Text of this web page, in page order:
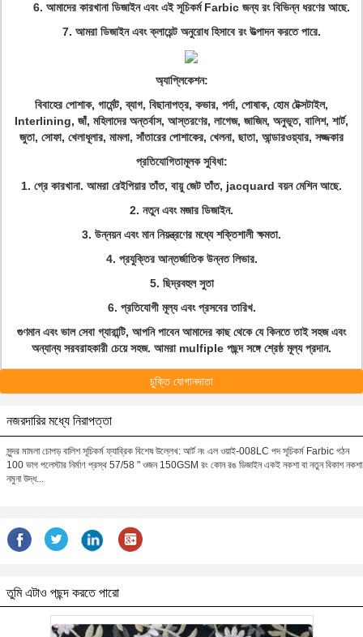
6. আমাদের কারখানা ডিজাইন এবং এই সূচিকর্ম Farbic জন্য রং বিভিন্ন ধরণের আছে.
7. আমরা ডিজাইন এবং ক্লায়েন্ট অনুরোধ হিসাবে রং উত্পাদন করতে পারে.
অ্যাপ্লিকেশন:
বিবাহের পোশাক, গার্মেন্ট, ব্যাগ, বিছানাপত্র, কভার, পর্দা, পোষাক, হোম টেক্সটাইল,
Interlining, জাঁ, মহিলাদের অন্তর্বাস, আস্তরণের, লাগেজ, জাজিম, অনুভূত, বালিশ, শার্ট,
জুতা, সোফা, খেলাধূলার, মামলা, সাঁতারের পোশাকের, খেলনা, ছাতা, আন্ডারওয়্যার, সজ্জকার
প্রতিযোগিতামূলক সুবিধা:
1. গ্রে কারখানা. আমরা রেইপিয়ার তাঁত, বায়ু জেট তাঁত, jacquard বয়ন মেশিন আছে.
2. নতুন এবং মজার ডিজাইন.
3. উন্নয়ন এবং মান নিয়ন্ত্রণের মধ্যে শক্তিশালী ক্ষমতা.
4. প্রযুক্তির আন্তর্জাতিক উন্নত লিভার.
5. ছিদ্রবহুল সুতা
6. প্রতিযোগী মূল্য এবং প্রসবের তারিখ.
গুণমান এবং ভাল সেবা গ্যারান্টি, আপনি পাবেন আমাদের কাছ থেকে যে কিনতে তাই সহজ এবং
অন্যান্য সরবরাহকারী চেয়ে সহজ. আমরা mulfiple পছন্দ সঙ্গে শ্রেষ্ঠ মূল্য প্রদান.
চুক্তি যোগানদাতা
নজরদারির মধ্যে নিরাপত্তা
সুন্দর মামলা চোপড় বালিশ সূচিকর্ম ফ্যাব্রিক বিশেষ উল্লেখ: আর্ট নং এল ওয়াই-008LC পদ সূচিকর্ম Farbic গঠন
100 ভাগ পলেস্টার নির্মাণ প্রস্থ 57/58 " ওজন 150GSM রং কোন রঙ ডিজাইন একই নকশা বা নতুন বিকাশ নকশা
নমুনা উদ্ধ...
তুমি এটাও পছন্দ করতে পারো